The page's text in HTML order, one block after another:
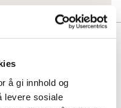
å gi innhold og
levere sosiale
fra Stockholm Design
en elegant og komfortabel
som gjør at